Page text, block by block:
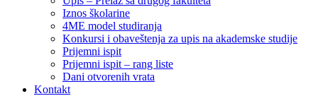
Iznos školarine
4ME model studiranja
Konkursi i obaveštenja za upis na akademske studije
Prijemni ispit
Prijemni ispit – rang liste
Dani otvorenih vrata
Kontakt